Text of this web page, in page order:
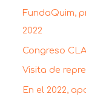
FundaQuim,
2022
Congreso
Visita de
En el 2022,